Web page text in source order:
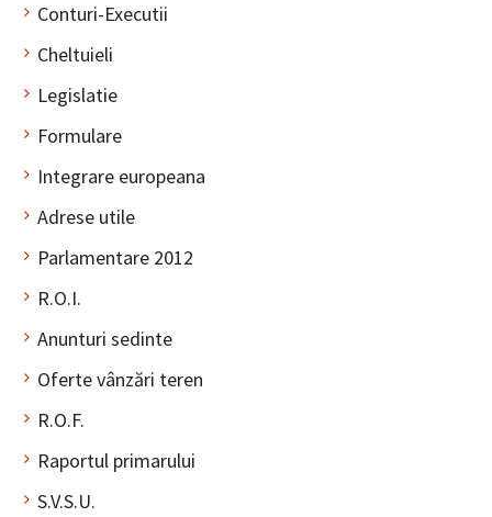
Conturi-Executii
Cheltuieli
Legislatie
Formulare
Integrare europeana
Adrese utile
Parlamentare 2012
R.O.I.
Anunturi sedinte
Oferte vânzări teren
R.O.F.
Raportul primarului
S.V.S.U.